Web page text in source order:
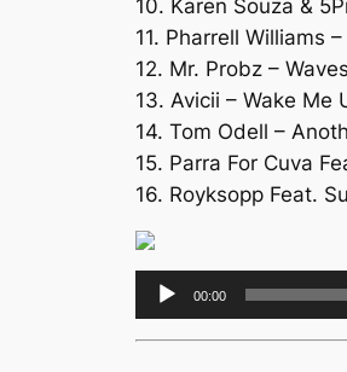
10. Karen Souza &
11. Pharrell Williams
12. Mr. Probz –
13. Avicii – Wake Me
14. Tom Odell –
15. Parra For Cuva
16. Royksopp Feat.
Lecteur
audio
00:00